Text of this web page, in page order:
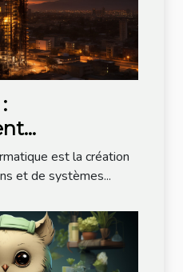
est la création
et de systèmes...